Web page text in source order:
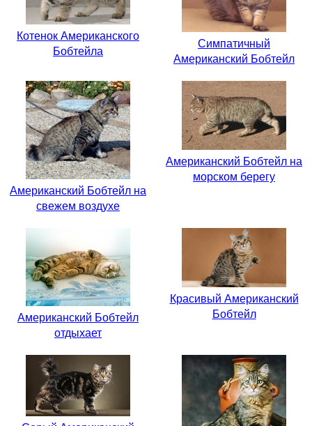
Котенок Американского
Бобтейла
Симпатичный
Американский Бобтейл
Американский Бобтейл на
свежем воздухе
Американский Бобтейл на
морском берегу
Американский Бобтейл
отдыхает
Красивый Американский
Бобтейл